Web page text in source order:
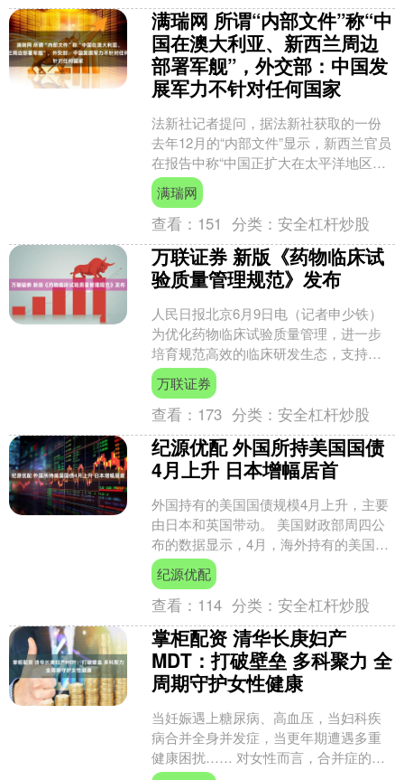
满瑞网 所谓“内部文件”称“中
国在澳大利亚、新西兰周边
部署军舰”，外交部：中国发
展军力不针对任何国家
法新社记者提问，据法新社获取的一份
去年12月的“内部文件”显示，新西兰官员
在报告中称“中国正扩大在太平洋地区的
军事部署，相关行动包括开展弹道导弹
试验，并在澳大利....
满瑞网
查看： 151 分类：安全杠杆炒股
万联证券 新版《药物临床试
验质量管理规范》发布
人民日报北京6月9日电（记者申少铁）
为优化药物临床试验质量管理，进一步
培育规范高效的临床研发生态，支持生
物医药研发创新，国家药品监督管理局
会同国家卫生健康委、国....
万联证券
查看： 173 分类：安全杠杆炒股
纪源优配 外国所持美国国债
4月上升 日本增幅居首
外国持有的美国国债规模4月上升，主要
由日本和英国带动。 美国财政部周四公
布的数据显示，4月，海外持有的美国国
债规模较前月小幅增加39亿美元，此前3
月减少逾1，3....
纪源优配
查看： 114 分类：安全杠杆炒股
掌柜配资 清华长庚妇产
MDT：打破壁垒 多科聚力 全
周期守护女性健康
当妊娠遇上糖尿病、高血压，当妇科疾
病合并全身并发症，当更年期遭遇多重
健康困扰…… 对女性而言，合并症的存